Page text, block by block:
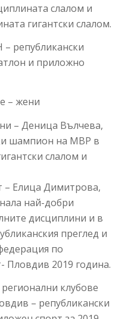
слалом и
гигантски слалом.
републикански
и приложно
– жени
– Деница Вълчева,
шампион на МВР в
слалом и
Елица Димитрова,
най-добри
дисциплини и в
преглед и
по
Пловдив 2019 година.
клубове
– републикански